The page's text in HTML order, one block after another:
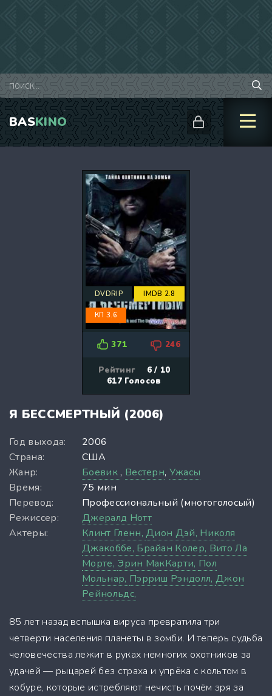
BASKINO
DVDRIP IMDB 2.8
КП 3.6
371 246
Рейтинг
6 / 10
617Голосов
Я БЕССМЕРТНЫЙ (2006)
Год выхода:
2006
Страна:
США
Жанр:
Боевик, Вестерн, Ужасы
Время:
75 мин
Перевод:
Профессиональный (многоголосый)
Режиссер:
Джералд Нотт
Актеры:
Клинт Гленн,Дион Дэй, Николя
Джакоббе, Брайан Колер, Вито Ла
Морте, Эрин МакКарти, Пол
Мольнар, Пэрриш Рэндолл,Джон
Рейнольдс,
85 лет назад вспышка вируса превратила три
четверти населения планеты в зомби. И теперь судьба
человечества лежит в руках немногих охотников за
удачей — рыцарей без страха и упрёка с кольтом в
кобуре, которые истребляют нечисть почём зря за